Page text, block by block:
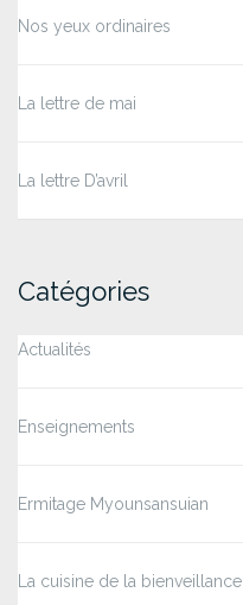
Nos yeux ordinaires
La lettre de mai
La lettre D’avril
Catégories
Actualités
Enseignements
Ermitage Myounsansuian
La cuisine de la bienveillance